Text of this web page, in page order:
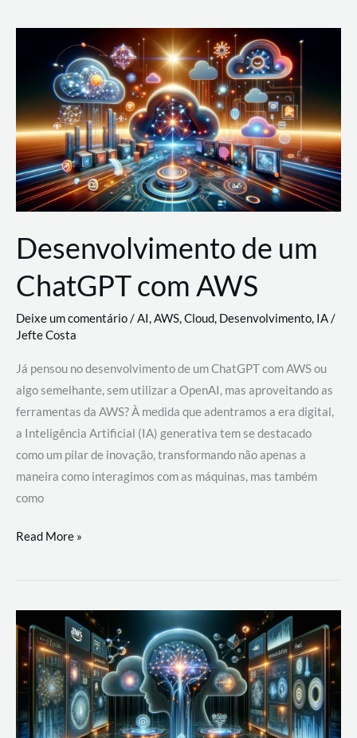
Nuvem:
Google
Cloud,
AWS
e
Azure
Desenvolvimento de um
ChatGPT com AWS
Deixe um comentário/AI,AWS,Cloud, Desenvolvimento, IA/
Jefte Costa
Já pensou no desenvolvimento de um ChatGPT com AWS ou
algo semelhante, sem utilizar a OpenAI, mas aproveitando as
ferramentas da AWS? À medida que adentramos a era digital,
a Inteligência Artificial (IA) generativa tem se destacado
como um pilar de inovação, transformando não apenas a
maneira como interagimos com as máquinas, mas também
como
Desenvolvimento
um
com
AWS
Read More »